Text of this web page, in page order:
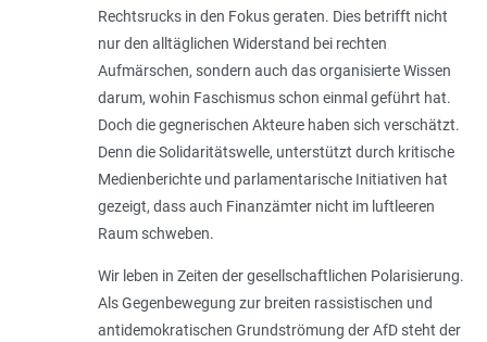
Rechtsrucks in den Fokus geraten. Dies betrifft nicht
nur den alltäglichen Widerstand bei rechten
Aufmärschen, sondern auch das organisierte Wissen
darum, wohin Faschismus schon einmal geführt hat.
Doch die gegnerischen Akteure haben sich verschätzt.
Denn die Solidaritätswelle, unterstützt durch kritische
Medienberichte und parlamentarische Initiativen hat
gezeigt, dass auch Finanzämter nicht im luftleeren
Raum schweben.
Wir leben in Zeiten der gesellschaftlichen Polarisierung.
Als Gegenbewegung zur breiten rassistischen und
antidemokratischen Grundströmung der AfD steht der